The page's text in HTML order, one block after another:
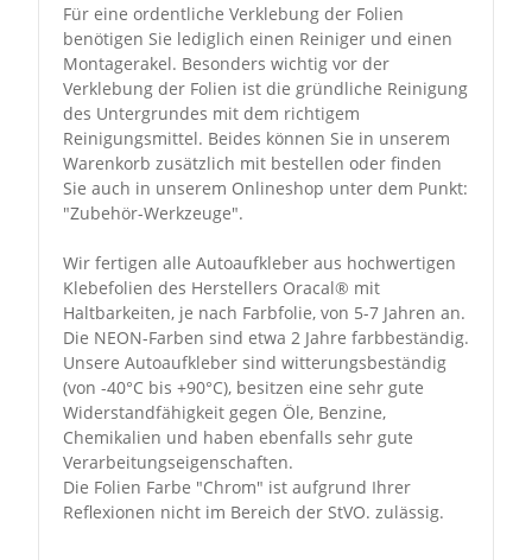
Für eine ordentliche Verklebung der Folien
benötigen Sie lediglich einen Reiniger und einen
Montagerakel. Besonders wichtig vor der
Verklebung der Folien ist die gründliche Reinigung
des Untergrundes mit dem richtigem
Reinigungsmittel. Beides können Sie in unserem
Warenkorb zusätzlich mit bestellen oder finden
Sie auch in unserem Onlineshop unter dem Punkt:
"Zubehör-Werkzeuge".
Wir fertigen alle Autoaufkleber aus hochwertigen
Klebefolien des Herstellers Oracal® mit
Haltbarkeiten, je nach Farbfolie, von 5-7 Jahren an.
Die NEON-Farben sind etwa 2 Jahre farbbeständig.
Unsere Autoaufkleber sind witterungsbeständig
(von -40°C bis +90°C), besitzen eine sehr gute
Widerstandfähigkeit gegen Öle, Benzine,
Chemikalien und haben ebenfalls sehr gute
Verarbeitungseigenschaften.
Die Folien Farbe "Chrom" ist aufgrund Ihrer
Reflexionen nicht im Bereich der StVO. zulässig.